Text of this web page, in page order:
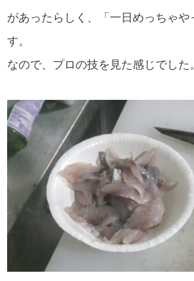
があったらしく、「一日めっちゃ
す。
なので、プロの技を見た感じでした